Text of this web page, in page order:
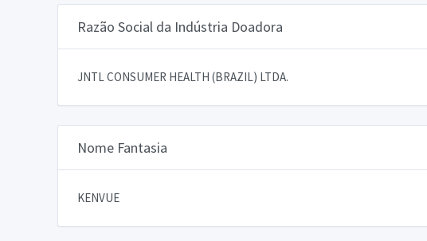
Razão Social da Indústria Doadora
JNTL CONSUMER HEALTH (BRAZIL) LTDA.
Nome Fantasia
KENVUE